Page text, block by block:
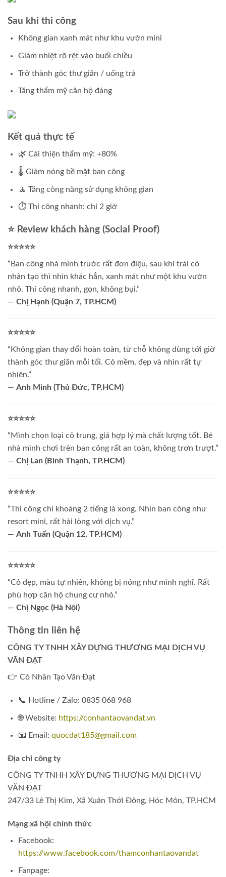
Sau khi thi công
Không gian xanh mát như khu vườn mini
Giảm nhiệt rõ rệt vào buổi chiều
Trở thành góc thư giãn / uống trà
Tăng thẩm mỹ căn hộ đáng
Kết quả thực tế
🌿 Cải thiện thẩm mỹ: +80%
🌡 Giảm nóng bề mặt ban công
🧘 Tăng công năng sử dụng không gian
⏱ Thi công nhanh: chỉ 2 giờ
⭐ Review khách hàng (Social Proof)
⭐⭐⭐⭐⭐
“Ban công nhà mình trước rất đơn điệu, sau khi trải cỏ
nhân tạo thì nhìn khác hẳn, xanh mát như một khu vườn
nhỏ. Thi công nhanh, gọn, không bụi.”
— Chị Hạnh (Quận 7, TP.HCM)
⭐⭐⭐⭐⭐
“Không gian thay đổi hoàn toàn, từ chỗ không dùng tới giờ
thành góc thư giãn mỗi tối. Cỏ mềm, đẹp và nhìn rất tự
nhiên.”
— Anh Minh (Thủ Đức, TP.HCM)
⭐⭐⭐⭐⭐
“Mình chọn loại cỏ trung, giá hợp lý mà chất lượng tốt. Bé
nhà mình chơi trên ban công rất an toàn, không trơn trượt.”
— Chị Lan (Bình Thạnh, TP.HCM)
⭐⭐⭐⭐⭐
“Thi công chỉ khoảng 2 tiếng là xong. Nhìn ban công như
resort mini, rất hài lòng với dịch vụ.”
— Anh Tuấn (Quận 12, TP.HCM)
⭐⭐⭐⭐⭐
“Cỏ đẹp, màu tự nhiên, không bị nóng như mình nghĩ. Rất
phù hợp căn hộ chung cư nhỏ.”
— Chị Ngọc (Hà Nội)
Thông tin liên hệ
CÔNG TY TNHH XÂY DỰNG THƯƠNG MẠI DỊCH VỤ
VĂN ĐẠT
👉 Cỏ Nhân Tạo Văn Đạt
📞 Hotline / Zalo: 0835 068 968
🌐 Website: https://conhantaovandat.vn
📧 Email: quocdat185@gmail.com
Địa chỉ công ty
CÔNG TY TNHH XÂY DỰNG THƯƠNG MẠI DỊCH VỤ
VĂN ĐẠT
247/33 Lê Thị Kim, Xã Xuân Thới Đông, Hóc Môn, TP.HCM
Mạng xã hội chính thức
Facebook:
https://www.facebook.com/thamconhantaovandat
Fanpage: